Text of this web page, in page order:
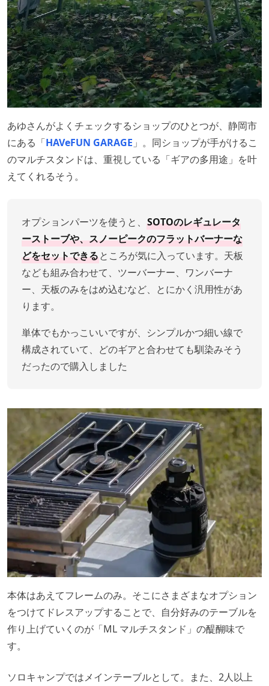
あゆさんがよくチェックするショップのひとつが、静岡市
にある「HAVeFUN GARAGE 」。同ショップが手がけるこ
のマルチスタンドは、重視している「ギアの多用途」を叶
えてくれるそう。
オプションパーツを使うと、 SOTOのレギュレータ
ーストーブや、スノーピークのフラットバーナーな
どをセットできるところが気に入っています。天板
なども組み合わせて、ツーバーナー、ワンバーナ
ー、天板のみをはめ込むなど、とにかく汎用性があ
ります。
単体でもかっこいいですが、シンプルかつ細い線で
構成されていて、どのギアと合わせても馴染みそう
だったので購入しました
本体はあえてフレームのみ。そこにさまざまなオプション
をつけてドレスアップすることで、自分好みのテーブルを
作り上げていくのが「ML マルチスタンド」の醍醐味で
す。
ソロキャンプではメインテーブルとして。また、2人以上